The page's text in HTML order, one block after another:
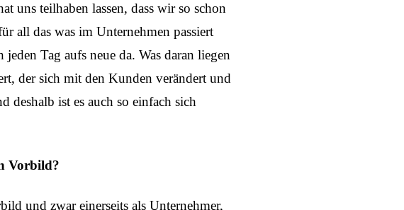
uns teilhaben lassen, dass wir so schon
all das was im Unternehmen passiert
Tag aufs neue da. Was daran liegen
der sich mit den Kunden verändert und
deshalb ist es auch so einfach sich
Vorbild?
und zwar einerseits als Unternehmer,